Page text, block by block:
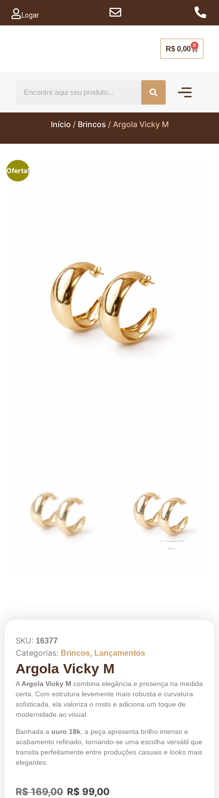
Logar
R$0,00 0
Início / Brincos / Argola Vicky M
Oferta!
SKU: 16377
Categorias: Brincos, Lançamentos
Argola Vicky M
A Argola Vicky M combina elegância e presença na medida
certa. Com estrutura levemente mais robusta e curvatura
sofisticada, ela valoriza o rosto e adiciona um toque de
modernidade ao visual.
Banhada a ouro 18k , a peça apresenta brilho intenso e
acabamento refinado, tornando-se uma escolha versátil que
transita perfeitamente entre produções casuais e looks mais
elegantes.
R$169,00 R$ 99,00